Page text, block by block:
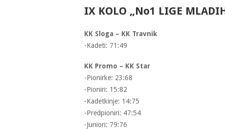
IX KOLO „No1 LIGE
KK Sloga – KK Travnik
-Kadeti: 71:49
KK Promo – KK Star
-Pionirke: 23:68
-Pioniri: 15:82
-Kadetkinje: 14:75
-Predpioniri: 47:54
-Juniori: 79:76